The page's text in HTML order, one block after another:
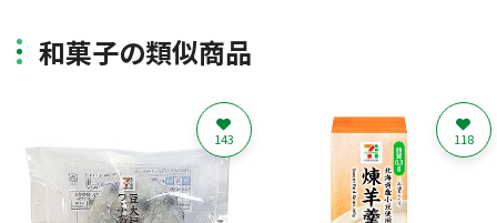
和菓子の類似商品
143 118